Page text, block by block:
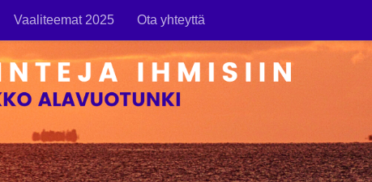
Vaaliteemat 2025 Ota yhteyttä